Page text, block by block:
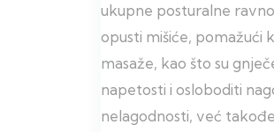
ukupne posturalne
opusti mišiće, pomažući
masaže, kao što su
napetosti i osloboditi
nelagodnosti, već